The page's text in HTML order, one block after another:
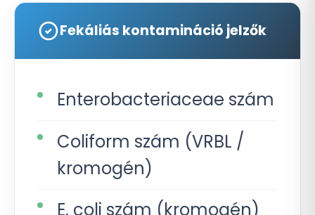
Fekáliás kontamináció jelzők
Enterobacteriaceae szám
Coliform szám (VRBL /
kromogén)
E. coli szám (kromogén)